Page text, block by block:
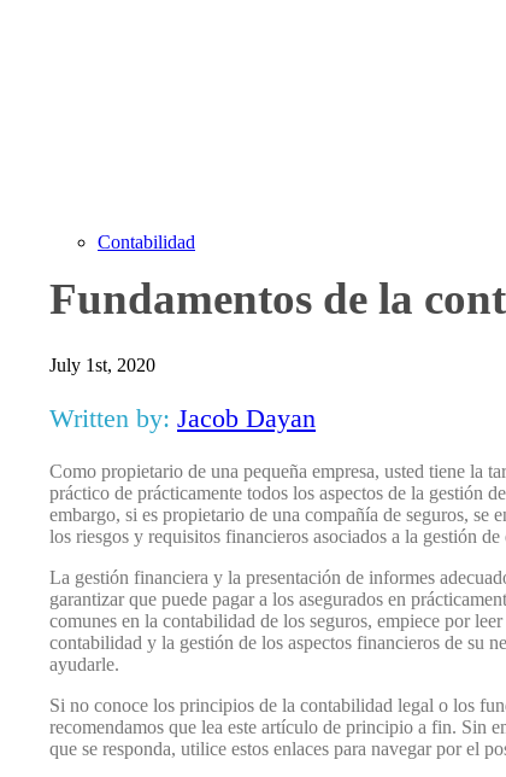
Contabilidad
Fundamentos de la
July 1st, 2020
Written by: Jacob Dayan
Como propietario de una pequeña empresa, usted tiene la
práctico de prácticamente todos los aspectos de la gestión
embargo, si es propietario de una compañía de seguros,
los riesgos y requisitos financieros asociados a la gestión
La gestión financiera y la presentación de informes
garantizar que puede pagar a los asegurados en
comunes en la contabilidad de los seguros, empiece por
contabilidad y la gestión de los aspectos financieros de su
ayudarle.
Si no conoce los principios de la contabilidad legal o los
recomendamos que lea este artículo de principio a fin. Sin
que se responda, utilice estos enlaces para navegar por el